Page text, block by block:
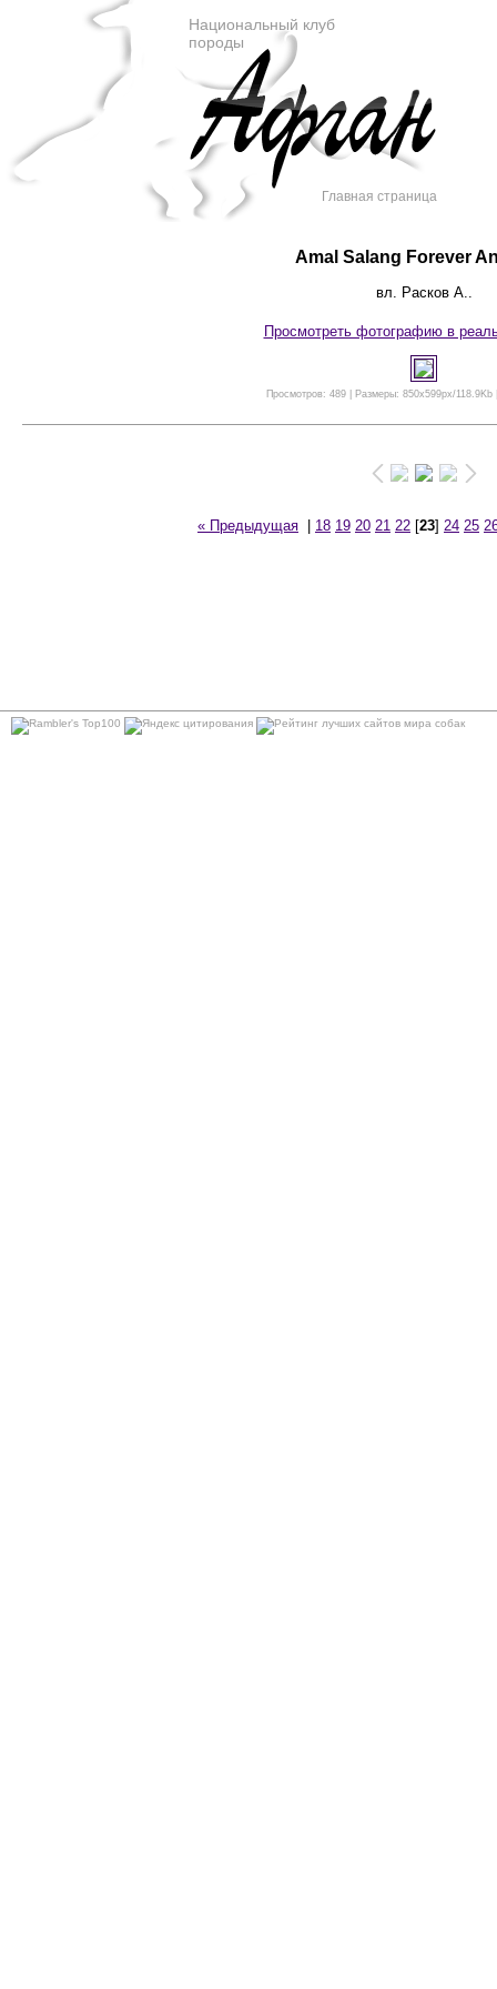
Национальный клуб
породы
Главная страница
Amal Salang Forever
вл. Расков А..
Просмотреть фотографию в
Просмотров: 489 | Размеры: 850x599px/118.9Kb
« Предыдущая 18 19 20 21 22 [23] 24 25